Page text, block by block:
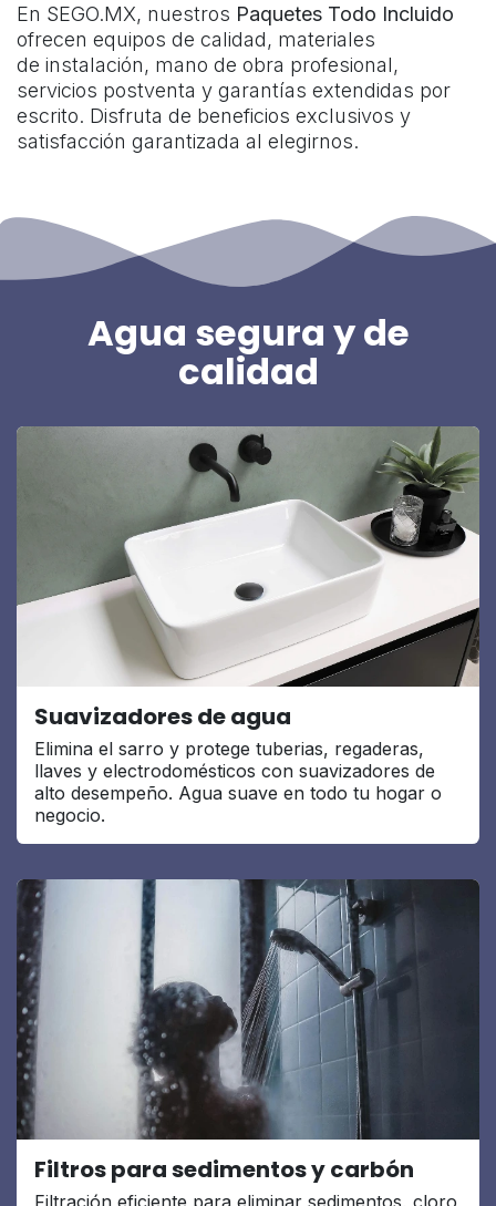
En SEGO.MX, nuestros Paquetes Todo Incluido
ofrecen equipos de calidad, materiales
de instalación, mano de obra profesional,
servicios postventa y garantías extendidas por
escrito. Disfruta de beneficios exclusivos y
satisfacción garantizada al elegirnos.
Agua segura y de
calidad
Suavizadores de agua
Elimina el sarro y protege tuberias, regaderas,
llaves y electrodomésticos con suavizadores de
alto desempeño. Agua suave en todo tu hogar o
negocio.
Filtros para sedimentos y carbón
Filtración eficiente para eliminar sedimentos, cloro